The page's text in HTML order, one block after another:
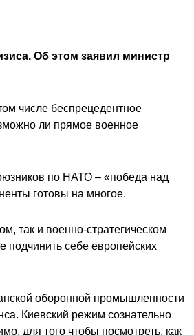
Об этом заявил министр
числе беспрецедентное
ли прямое военное
по НАТО – «победа над
готовы на многое.
так и военно-стратегическом
себе европейских
оборонной промышленности
Киевский режим сознательно
для того чтобы посмотреть, как